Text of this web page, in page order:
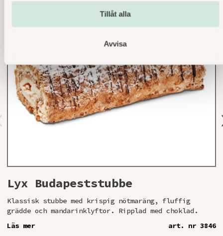
Tillåt alla
Avvisa
Lyx Budapeststubbe
Klassisk stubbe med krispig nötmaräng, fluffig
grädde och mandarinklyftor. Ripplad med choklad.
Läs mer
art. nr 3846